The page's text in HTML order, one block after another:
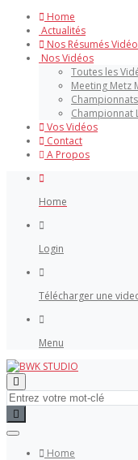
Home
Actualités
Nos Résumés
Nos Vidéos
Toutes les
Meeting Metz
Championnat
Vos Vidéos
Contact
A Propos
Home
Login
Télécharger une
Menu
Home